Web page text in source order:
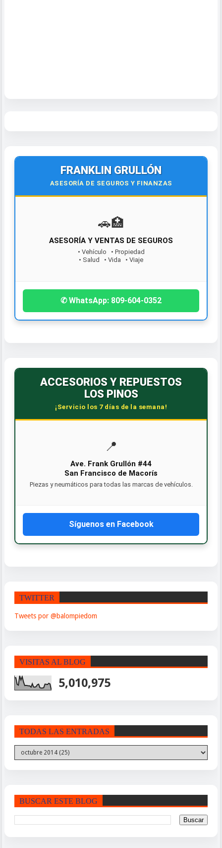
FRANKLIN GRULLÓN
ASESORÍA DE SEGUROS Y FINANZAS
🚗️🏥
ASESORÍA Y VENTAS DE SEGUROS
• Vehículo • Propiedad
• Salud • Vida • Viaje
¡Contáctanos hoy!
✆ WhatsApp: 809-604-0352
ACCESORIOS Y REPUESTOS
LOS PINOS
¡Servicio los 7 días de la semana!
📍
Ave. Frank Grullón #44
San Francisco de Macorís
Piezas y neumáticos para todas las marcas de vehículos.
Síguenos en Facebook
TWITTER
Tweets por @balompiedom
VISITAS AL BLOG
5,010,975
TODAS LAS ENTRADAS
BUSCAR ESTE BLOG